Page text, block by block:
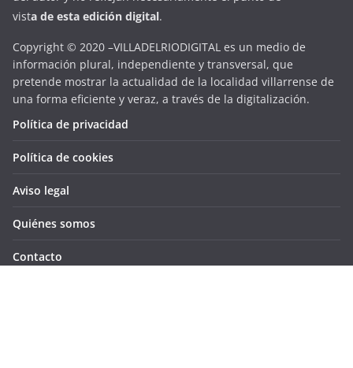
vista de esta edición digital.
Copyright © 2020 –VILLADELRIODIGITAL es un medio de
información plural, independiente y transversal, que
pretende mostrar la actualidad de la localidad villarrense de
una forma eficiente y veraz, a través de la digitalización.
Política de privacidad
Política de cookies
Aviso legal
Quiénes somos
Contacto